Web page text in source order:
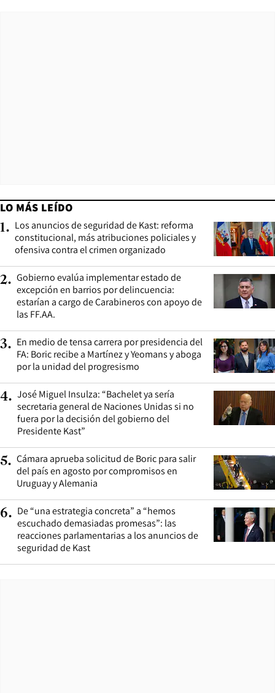
LO MÁS LEÍDO
1. Los anuncios de seguridad de Kast: reforma
constitucional, más atribuciones policiales y
ofensiva contra el crimen organizado
2. Gobierno evalúa implementar estado de
excepción en barrios por delincuencia:
estarían a cargo de Carabineros con apoyo de
las FF.AA.
3. En medio de tensa carrera por presidencia del
FA: Boric recibe a Martínez y Yeomans y aboga
por la unidad del progresismo
4. José Miguel Insulza: “Bachelet ya sería
secretaria general de Naciones Unidas si no
fuera por la decisión del gobierno del
Presidente Kast”
5. Cámara aprueba solicitud de Boric para salir
del país en agosto por compromisos en
Uruguay y Alemania
6. De “una estrategia concreta” a “hemos
escuchado demasiadas promesas”: las
reacciones parlamentarias a los anuncios de
seguridad de Kast